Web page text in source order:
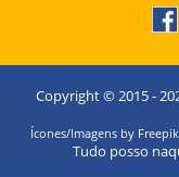
Copyright © 2015 -
Ícones/Imagens by
Tudo posso